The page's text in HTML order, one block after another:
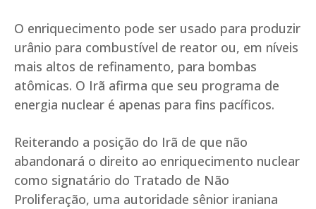
O enriquecimento pode ser usado para produzir
urânio para combustível de reator ou, em níveis
mais altos de refinamento, para bombas
atômicas. O Irã afirma que seu programa de
energia nuclear é apenas para fins pacíficos.
Reiterando a posição do Irã de que não
abandonará o direito ao enriquecimento nuclear
como signatário do Tratado de Não
Proliferação, uma autoridade sênior iraniana